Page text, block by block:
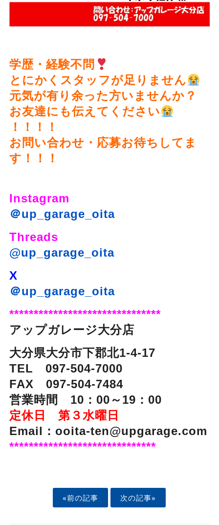
学歴・経験不問
とにかくスタッフが足りません
元気が有り余った方いませんか？
お友達にも伝えてください
！！！！
お問い合わせ・応募お待ちしてま
す！！！
Instagram
＠up_garage_oita
Threads
@up_garage_oita
X
＠up_garage_oita
*******************************
アップガレージ大分店
大分県大分市下郡北1-4-17
TEL 097-504-7000
FAX 097-504-7484
営業時間 10：00～19：00
定休日 第３水曜日
Email：ooita-ten@upgarage.com
******************************
«前の記事 次の記事»